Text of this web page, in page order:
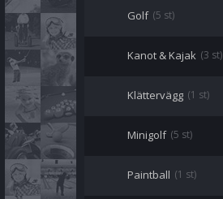
Golf (5 st)
Kanot & Kajak (3 st)
Klättervägg (1 st)
Minigolf (5 st)
Paintball (1 st)